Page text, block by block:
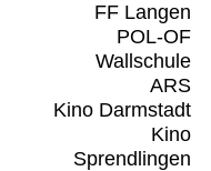
FF Langen
POL-OF
Wallschule
ARS
Kino Darmstadt
Kino
Sprendlingen